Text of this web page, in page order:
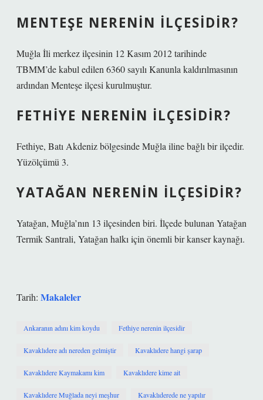
MENTEŞE NERENIN ILÇESIDIR?
Muğla İli merkez ilçesinin 12 Kasım 2012 tarihinde
TBMM’de kabul edilen 6360 sayılı Kanunla kaldırılmasının
ardından Menteşe ilçesi kurulmuştur.
FETHIYE NERENIN ILÇESIDIR?
Fethiye, Batı Akdeniz bölgesinde Muğla iline bağlı bir ilçedir.
Yüzölçümü 3.
YATAĞAN NERENIN ILÇESIDIR?
Yatağan, Muğla’nın 13 ilçesinden biri. İlçede bulunan Yatağan
Termik Santrali, Yatağan halkı için önemli bir kanser kaynağı.
Tarih: Makaleler
Ankaranın adını kim koydu Fethiye nerenin ilçesidir
Kavaklıdere adı nereden gelmiştir Kavaklıdere hangi şarap
Kavaklıdere Kaymakamı kim Kavaklıdere kime ait
Kavaklıdere Muğlada neyi meşhur Kavaklıderede ne yapılır